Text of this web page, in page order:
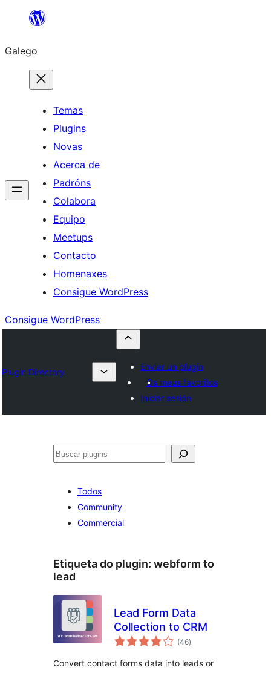
Saltar
contido
Galego
Temas
Plugins
Novas
Acerca de
Padróns
Colabora
Equipo
Meetups
Contacto
Homenaxes
Consigue WordPress
Consigue WordPress
Plugin Directory
Enviar un plugin
Os meus favoritos
Iniciar sesión
Buscar
Todos
Community
Commercial
Etiqueta do plugin: webform to
lead
Lead Form Data
Collection to CRM
(46valoracións
totais
)
Convert contact forms data into leads or